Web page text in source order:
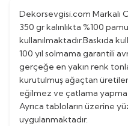
Dekorsevgisi.com Markalı
350 gr kalınlıkta %100
kullanılmaktadır.Baskıda
100 yıl solmama garantili
gerçeğe en yakın renk
kurutulmuş ağaçtan
eğilmez ve çatlama
Ayrıca tabloların üzerine
uygulanmaktadır.